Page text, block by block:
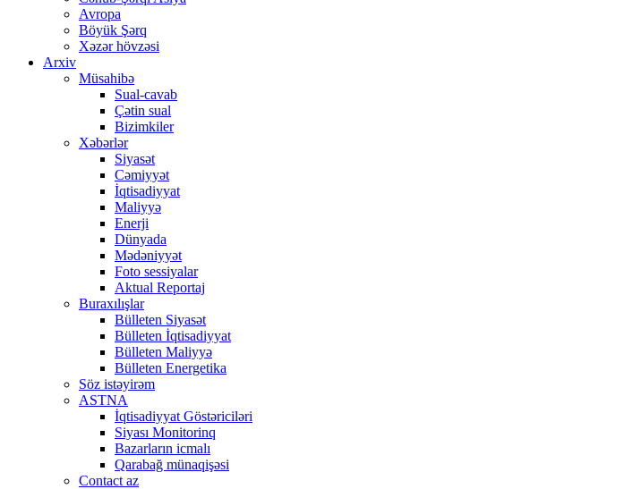
Avropa
Böyük Şərq
Xəzər hövzəsi
Arxiv
Müsahibə
Sual-cavab
Çətin sual
Bizimkiler
Xəbərlər
Siyasət
Cəmiyyət
İqtisadiyyat
Maliyyə
Enerji
Dünyada
Mədəniyyət
Foto sessiyalar
Aktual Reportaj
Buraxılışlar
Bülleten Siyasət
Bülleten İqtisadiyyat
Bülleten Maliyyə
Bülleten Energetika
Söz istəyirəm
ASTNA
İqtisadiyyat Göstəriciləri
Siyası Monitorinq
Bazarların icmalı
Qarabağ münaqişəsi
Contact az